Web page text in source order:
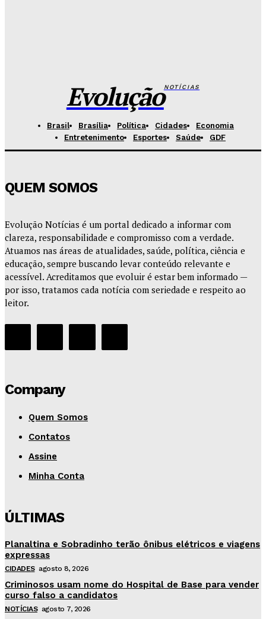
EvoluçãoNOTÍCIAS
Brasil Brasília Política Cidades
Economia
Entretenimento
Esportes Saúde GDF
QUEM SOMOS
Evolução Notícias é um portal dedicado a informar com
clareza, responsabilidade e compromisso com a verdade.
Atuamos nas áreas de atualidades, saúde, política, ciência e
educação, sempre buscando levar conteúdo relevante e
acessível. Acreditamos que evoluir é estar bem informado —
por isso, tratamos cada notícia com seriedade e respeito ao
leitor.
Company
Quem Somos
Contatos
Assine
Minha Conta
ÚLTIMAS
Planaltina e Sobradinho terão ônibus elétricos e viagens
expressas
CIDADES agosto 8, 2026
Criminosos usam nome do Hospital de Base para vender
curso falso a candidatos
NOTÍCIAS agosto 7, 2026